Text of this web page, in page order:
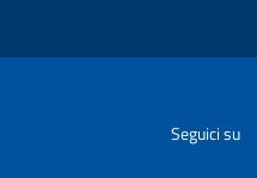
Seguici su